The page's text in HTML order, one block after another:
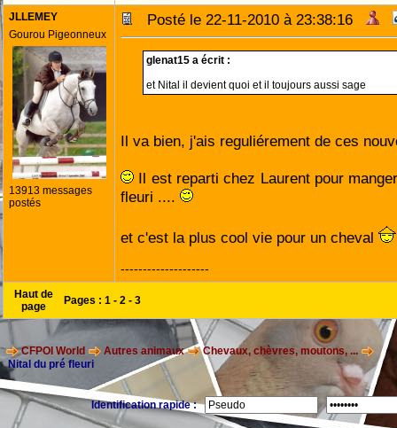
JLLEMEY
Gourou Pigeonneux
13913 messages
postés
Posté le 22-11-2010 à 23:38:16
glenat15 a écrit :
et Nital il devient quoi et il toujours aussi sage
Il va bien, j'ais reguliérement de ces
Il est reparti chez Laurent pour
fleuri ....
et c'est la plus cool vie pour un cheval
--------------------
Haut de
page
Pages : 1 - 2 - 3
CFPOI World Autres animaux
Chevaux, chèvres, moutons, ...
Nital du pré fleuri
Identification rapide :